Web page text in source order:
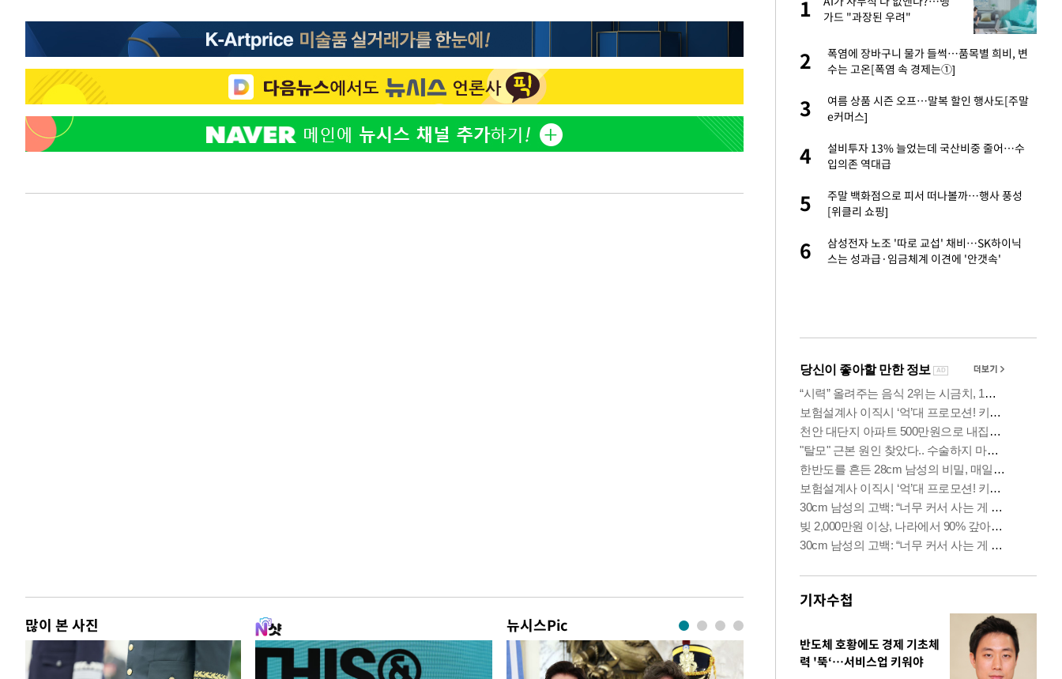
많이 본 사진 뉴시스Pic
2
'서준맘' 박세미, 연하 남자친구와 열애 "결혼
생각도"
3
백혈병 재발 최성원 "치료가 날 죽이는 것 같
았다" 눈물
4
[속보]이 대통령 "부동산 공급 기존 사고방식
5
이 대통령, 6시간 부동산 회의서 공급 논
1
가드 "과장된 우려"
2
폭염에 장바구니 물가 들썩…품목별 희비, 변
수는 고온[폭염 속 경제는①]
3
여름 상품 시즌 오프…말복 할인 행사도[주말
e커머스]
4
설비투자 13% 늘었는데 국산비중 줄어…수
입의존 역대급
5
주말 백화점으로 피서 떠나볼까…행사 풍성
[위클리 쇼핑]
6
삼성전자 노조 '따로 교섭' 채비…SK하이닉
스는 성과급·임금체계 이견에 '안갯속'
기자수첩
반도체 호황에도 경제 기초체
력 '뚝‘…서비스업 키워야